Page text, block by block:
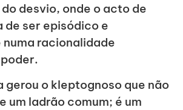
desvio, onde o acto de
de ser episódico e
racionalidade
gerou o kleptognoso que não
um ladrão comum; é um